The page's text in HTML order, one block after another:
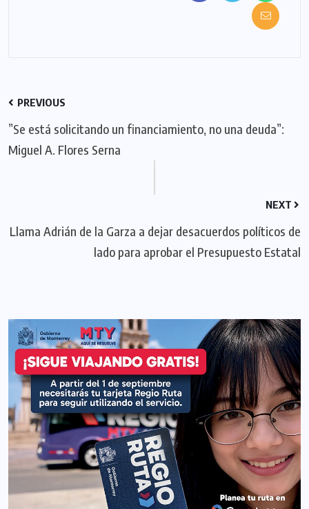
PREVIOUS
”Se está solicitando un financiamiento, no una deuda”:
Miguel A. Flores Serna
NEXT
Llama Adrián de la Garza a dejar desacuerdos políticos de
lado para aprobar el Presupuesto Estatal